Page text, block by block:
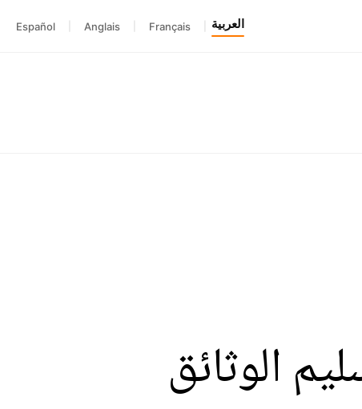
العربية Français
Anglais
Español
الوثائق